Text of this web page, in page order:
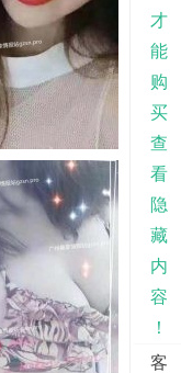
才
能
购
买
查
看
隐
藏
内
容
！
客